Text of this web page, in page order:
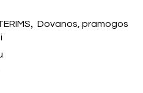
, Dovanos, pramogos